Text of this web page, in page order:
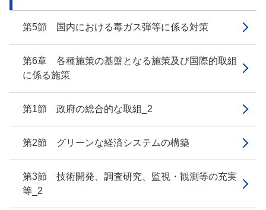
第5節 国内における毒ガス弾等に係る対策
第6章 各種施策の基盤となる施策及び国際的取組
に係る施策
第1節 政府の総合的な取組_2
第2節 グリーンな経済システムの構築
第3節 技術開発、調査研究、監視・観測等の充実
等_2